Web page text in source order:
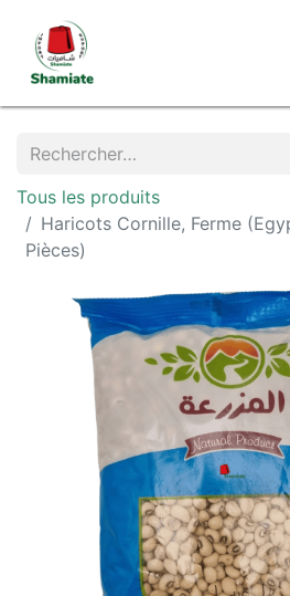
Tous les produits
Haricots Cornille, Ferme
Pièces)